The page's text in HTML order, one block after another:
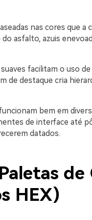
nas cores que a
asfalto, azuis
facilitam o uso
destaque cria
bem em
de interface até
datados.
de
HEX)